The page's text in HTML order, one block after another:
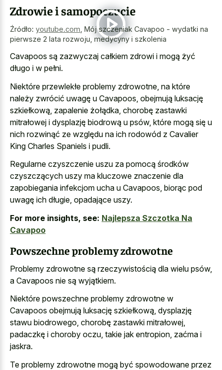
Zdrowie i samopoczucie
Źródło: youtube.com Mój szczeniak Cavapoo - wydatki na
pierwsze 2 lata rozwoju, medycyny i szkolenia
Cavapoos są zazwyczaj całkiem zdrowi i mogą żyć
długo i w pełni.
Niektóre przewlekłe problemy zdrowotne, na które
należy zwrócić uwagę u Cavapoos, obejmują luksację
szkiełkową, zapalenie żołądka, chorobę zastawki
mitrałowej i dysplazję biodrową u psów, które mogą się u
nich rozwinąć ze względu na ich rodowód z Cavalier
King Charles Spaniels i pudli.
Regularne czyszczenie uszu za pomocą środków
czyszczących uszy ma kluczowe znaczenie dla
zapobiegania infekcjom ucha u Cavapoos, biorąc pod
uwagę ich długie, opadające uszy.
For more insights, see: Najlepsza Szczotka Na
Cavapoo
Powszechne problemy zdrowotne
Problemy zdrowotne są rzeczywistością dla wielu psów,
a Cavapoos nie są wyjątkiem.
Niektóre powszechne problemy zdrowotne w
Cavapoos obejmują luksację szkiełkową, dysplazję
stawu biodrowego, chorobę zastawki mitrałowej,
padaczkę i choroby oczu, takie jak entropion, zaćma i
jaskra.
Te problemy zdrowotne mogą być spowodowane przez